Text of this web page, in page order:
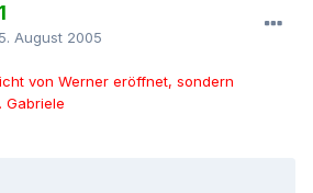
August 2005
von Werner eröffnet, sondern
Gabriele